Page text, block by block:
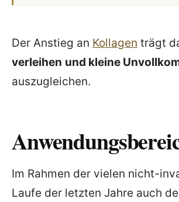
Der Anstieg an Kollagen trägt
verleihen und kleine
auszugleichen.
Im Rahmen der vielen nicht-
Laufe der letzten Jahre auch